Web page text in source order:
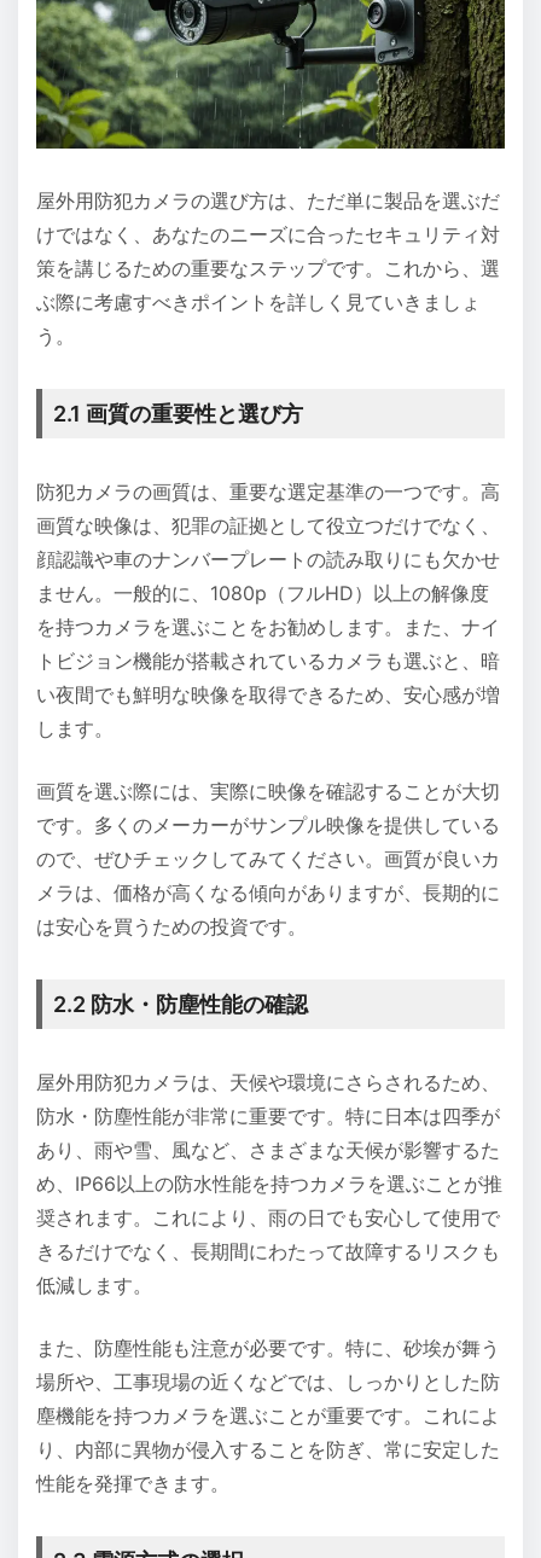
屋外用防犯カメラの選び方は、ただ単に製品を選ぶだ
けではなく、あなたのニーズに合ったセキュリティ対
策を講じるための重要なステップです。これから、選
ぶ際に考慮すべきポイントを詳しく見ていきましょ
う。
2.1 画質の重要性と選び方
防犯カメラの画質は、重要な選定基準の一つです。高
画質な映像は、犯罪の証拠として役立つだけでなく、
顔認識や車のナンバープレートの読み取りにも欠かせ
ません。一般的に、1080p（フルHD）以上の解像度
を持つカメラを選ぶことをお勧めします。また、ナイ
トビジョン機能が搭載されているカメラも選ぶと、暗
い夜間でも鮮明な映像を取得できるため、安心感が増
します。
画質を選ぶ際には、実際に映像を確認することが大切
です。多くのメーカーがサンプル映像を提供している
ので、ぜひチェックしてみてください。画質が良いカ
メラは、価格が高くなる傾向がありますが、長期的に
は安心を買うための投資です。
2.2 防水・防塵性能の確認
屋外用防犯カメラは、天候や環境にさらされるため、
防水・防塵性能が非常に重要です。特に日本は四季が
あり、雨や雪、風など、さまざまな天候が影響するた
め、IP66以上の防水性能を持つカメラを選ぶことが推
奨されます。これにより、雨の日でも安心して使用で
きるだけでなく、長期間にわたって故障するリスクも
低減します。
また、防塵性能も注意が必要です。特に、砂埃が舞う
場所や、工事現場の近くなどでは、しっかりとした防
塵機能を持つカメラを選ぶことが重要です。これによ
り、内部に異物が侵入することを防ぎ、常に安定した
性能を発揮できます。